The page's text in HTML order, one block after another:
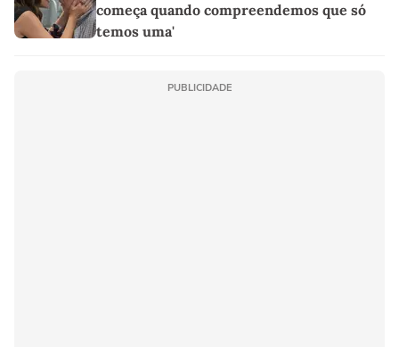
começa quando compreendemos que só
temos uma'
PUBLICIDADE